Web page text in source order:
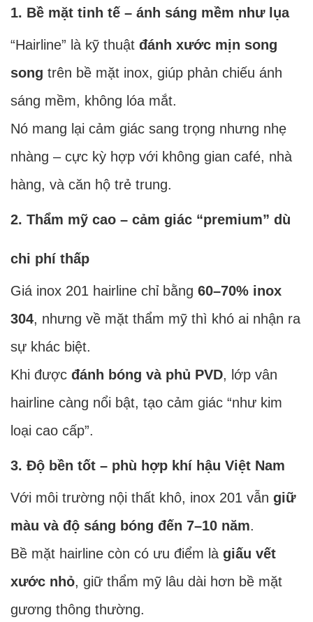
1. Bề mặt tinh tế – ánh sáng mềm như lụa
“Hairline” là kỹ thuật đánh xước mịn song
song trên bề mặt inox, giúp phản chiếu ánh
sáng mềm, không lóa mắt.
Nó mang lại cảm giác sang trọng nhưng nhẹ
nhàng – cực kỳ hợp với không gian café, nhà
hàng, và căn hộ trẻ trung.
2. Thẩm mỹ cao – cảm giác “premium” dù
chi phí thấp
Giá inox 201 hairline chỉ bằng 60–70% inox
304, nhưng về mặt thẩm mỹ thì khó ai nhận ra
sự khác biệt.
Khi được đánh bóng và phủ PVD, lớp vân
hairline càng nổi bật, tạo cảm giác “như kim
loại cao cấp”.
3. Độ bền tốt – phù hợp khí hậu Việt Nam
Với môi trường nội thất khô, inox 201 vẫn giữ
màu và độ sáng bóng đến 7–10 năm.
Bề mặt hairline còn có ưu điểm là giấu vết
xước nhỏ, giữ thẩm mỹ lâu dài hơn bề mặt
gương thông thường.